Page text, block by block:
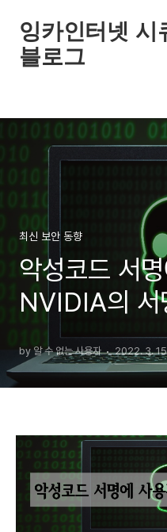
잉카인터넷 시
블로그
최신 보안 동향
악성코드 서
NVIDIA의 서
by 알 수 없는 사용자 2022. 3.